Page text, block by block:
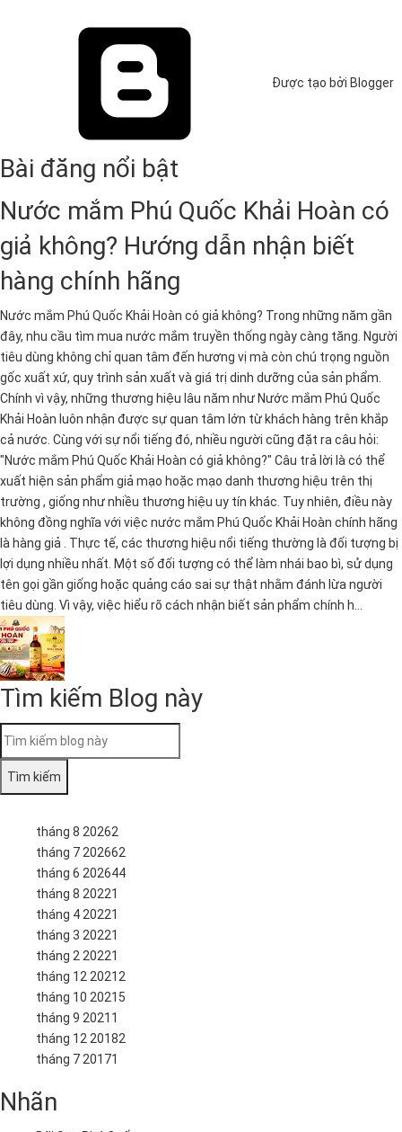
Được tạo bởi Blogger
Bài đăng nổi bật
Nước mắm Phú Quốc Khải Hoàn có
giả không? Hướng dẫn nhận biết
hàng chính hãng
Nước mắm Phú Quốc Khải Hoàn có giả không? Trong những năm gần
đây, nhu cầu tìm mua nước mắm truyền thống ngày càng tăng. Người
tiêu dùng không chỉ quan tâm đến hương vị mà còn chú trọng nguồn
gốc xuất xứ, quy trình sản xuất và giá trị dinh dưỡng của sản phẩm.
Chính vì vậy, những thương hiệu lâu năm như Nước mắm Phú Quốc
Khải Hoàn luôn nhận được sự quan tâm lớn từ khách hàng trên khắp
cả nước. Cùng với sự nổi tiếng đó, nhiều người cũng đặt ra câu hỏi:
"Nước mắm Phú Quốc Khải Hoàn có giả không?" Câu trả lời là có thể
xuất hiện sản phẩm giả mạo hoặc mạo danh thương hiệu trên thị
trường , giống như nhiều thương hiệu uy tín khác. Tuy nhiên, điều này
không đồng nghĩa với việc nước mắm Phú Quốc Khải Hoàn chính hãng
là hàng giả . Thực tế, các thương hiệu nổi tiếng thường là đối tượng bị
lợi dụng nhiều nhất. Một số đối tượng có thể làm nhái bao bì, sử dụng
tên gọi gần giống hoặc quảng cáo sai sự thật nhằm đánh lừa người
tiêu dùng. Vì vậy, việc hiểu rõ cách nhận biết sản phẩm chính h...
Tìm kiếm Blog này
tháng 8 20262
tháng 7 202662
tháng 6 202644
tháng 8 20221
tháng 4 20221
tháng 3 20221
tháng 2 20221
tháng 12 20212
tháng 10 2021 5
tháng 9 2021 1
tháng 12 20182
tháng 7 20171
Nhãn